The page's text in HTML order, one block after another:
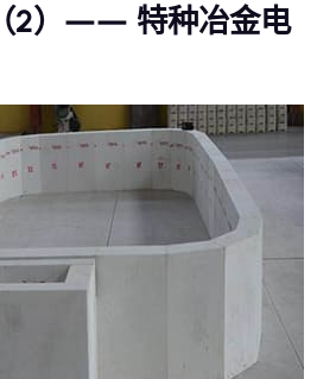
2）—— 特种冶金电